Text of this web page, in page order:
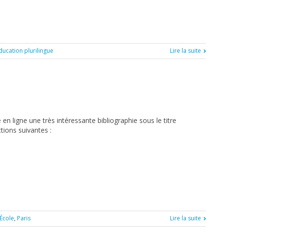
plurilingue Lire la suite
en ligne une très intéressante bibliographie sous le titre
suivantes :
École, Paris Lire la suite